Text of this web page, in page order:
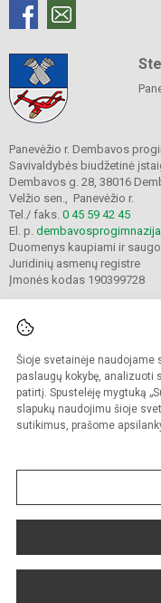
Šioje svetainėje naudojame
paslaugų kokybę,
patirtį. Spustelėję mygtuką
slapukų naudojimu šioje
sutikimus, prašome
Panevėžio r. Dembavos
Savivaldybės biudžetinė
Dembavos g. 28, 38016
Velžio sen., Panevėžio r.
Tel./ faks. 0 45 59 42 45
El. p.
Duomenys kaupiami ir
Juridinių asmenų registre
Įmonės kodas 190399728
© 2021. Panevėžio r.
Kopijuoti turinį be
Sumanus būdas